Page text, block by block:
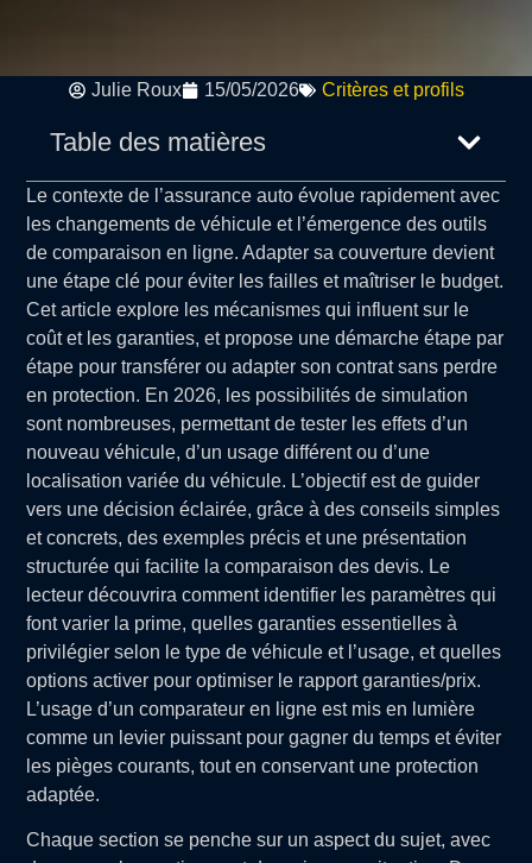
Julie Roux 15/05/2026 Critères et profils
Table des matières
Le contexte de l’assurance auto évolue rapidement avec
les changements de véhicule et l’émergence des outils
de comparaison en ligne. Adapter sa couverture devient
une étape clé pour éviter les failles et maîtriser le budget.
Cet article explore les mécanismes qui influent sur le
coût et les garanties, et propose une démarche étape par
étape pour transférer ou adapter son contrat sans perdre
en protection. En 2026, les possibilités de simulation
sont nombreuses, permettant de tester les effets d’un
nouveau véhicule, d’un usage différent ou d’une
localisation variée du véhicule. L’objectif est de guider
vers une décision éclairée, grâce à des conseils simples
et concrets, des exemples précis et une présentation
structurée qui facilite la comparaison des devis. Le
lecteur découvrira comment identifier les paramètres qui
font varier la prime, quelles garanties essentielles à
privilégier selon le type de véhicule et l’usage, et quelles
options activer pour optimiser le rapport garanties/prix.
L’usage d’un comparateur en ligne est mis en lumière
comme un levier puissant pour gagner du temps et éviter
les pièges courants, tout en conservant une protection
adaptée.
Chaque section se penche sur un aspect du sujet, avec